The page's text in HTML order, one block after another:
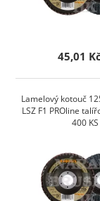
45,01
Lamelový kotouč
LSZ F1 PROline
400 KS